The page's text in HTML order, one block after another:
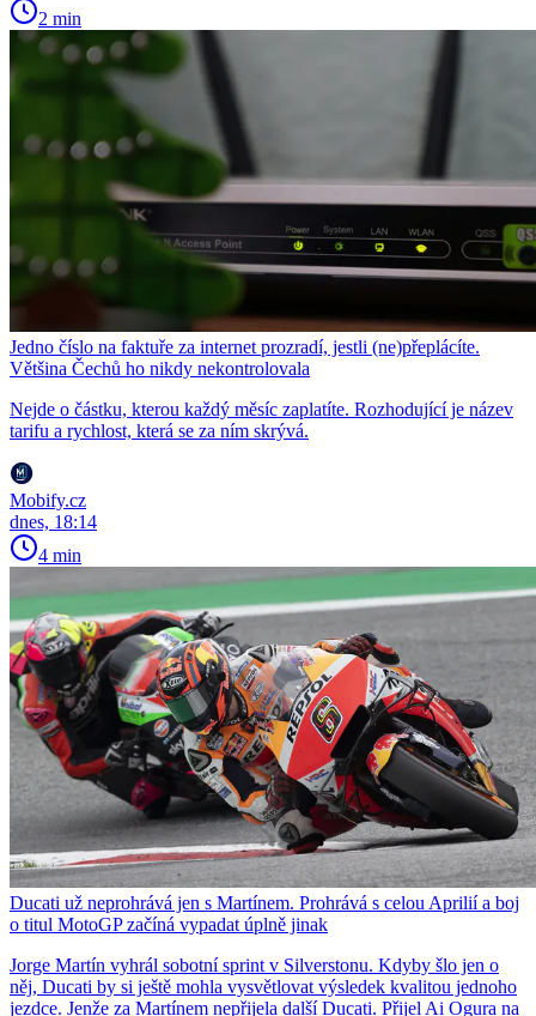
2 min
Jedno číslo na faktuře za internet prozradí, jestli (ne)přeplácíte.
Většina Čechů ho nikdy nekontrolovala
Nejde o částku, kterou každý měsíc zaplatíte. Rozhodující je název
tarifu a rychlost, která se za ním skrývá.
Mobify.cz
dnes, 18:14
4 min
Ducati už neprohrává jen s Martínem. Prohrává s celou Aprilií a boj
o titul MotoGP začíná vypadat úplně jinak
Jorge Martín vyhrál sobotní sprint v Silverstonu. Kdyby šlo jen o
něj, Ducati by si ještě mohla vysvětlovat výsledek kvalitou jednoho
jezdce. Jenže za Martínem nepřijela další Ducati. Přijel Ai Ogura na